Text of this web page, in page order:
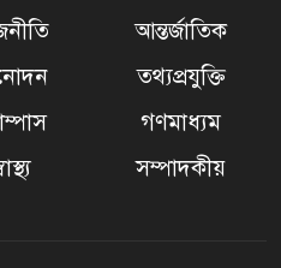
আন্তর্জাতিক
তথ্যপ্রযুক্তি
গণমাধ্যম
সম্পাদকীয়